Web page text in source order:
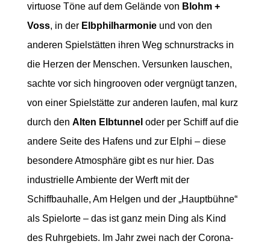
virtuose Töne auf dem Gelände von Blohm +
Voss, in der Elbphilharmonieund von den
anderen Spielstätten ihren Weg schnurstracks in
die Herzen der Menschen. Versunken lauschen,
sachte vor sich hingrooven oder vergnügt tanzen,
von einer Spielstätte zur anderen laufen, mal kurz
durch den Alten Elbtunnel oder per Schiff auf die
andere Seite des Hafens und zur Elphi – diese
besondere Atmosphäre gibt es nur hier. Das
industrielle Ambiente der Werft mit der
Schiffbauhalle, Am Helgen und der „Hauptbühne“
als Spielorte – das ist ganz mein Ding als Kind
des Ruhrgebiets. Im Jahr zwei nach der Corona-